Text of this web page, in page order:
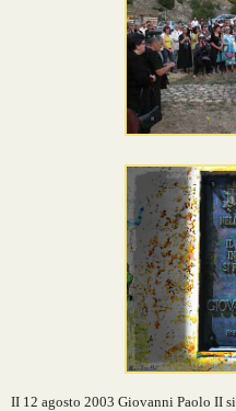
II 12 agosto 2003 Giovanni Paolo II